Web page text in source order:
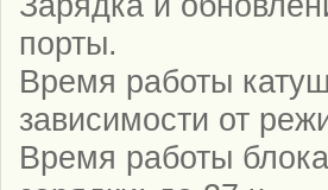
порты.
Время работы
зависимости от
Время работы